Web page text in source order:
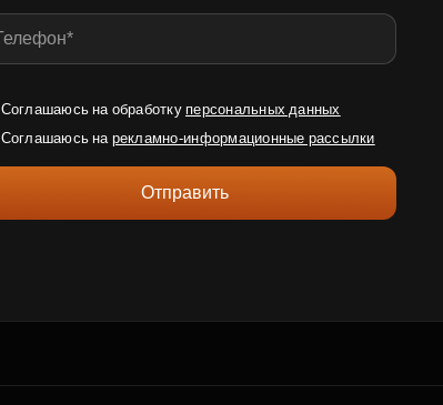
Соглашаюсь на обработку персональных данных
Соглашаюсь на рекламно-информационные рассылки
Отправить